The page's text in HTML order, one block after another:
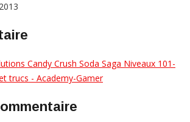
Candy Crush Soda Saga Niveaux 101-
trucs - Academy-Gamer